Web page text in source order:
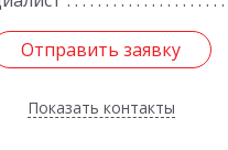
Отправить заявку
Показать контакты
Отправить заявку
Назад